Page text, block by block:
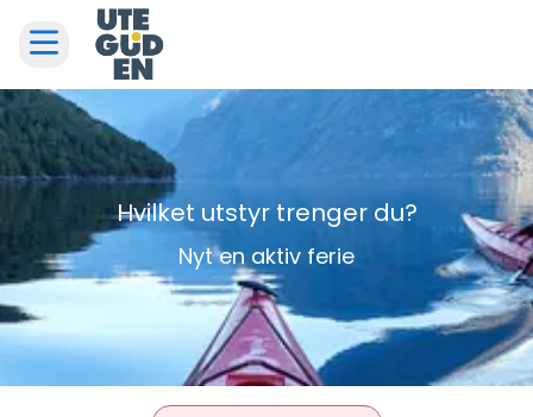
Hvilket utstyr trenger du?
Nyt en aktiv ferie